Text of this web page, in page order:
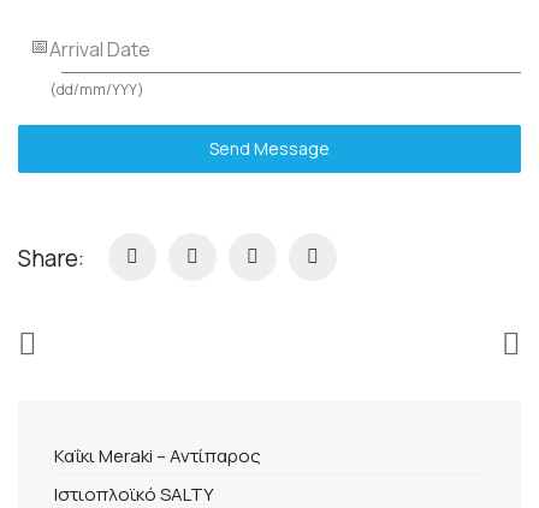
Arrival Date
(dd/mm/YYY)
Send Message
Share:
Καΐκι Meraki – Αντίπαρος
Ιστιοπλοϊκό SALTY